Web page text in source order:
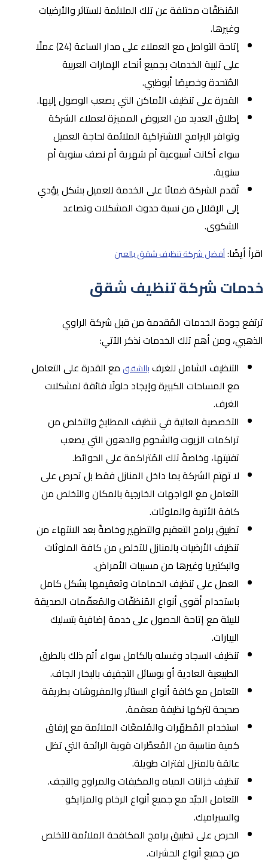
المُنظفّات مختلفة عن تلك الملائمة للستائر والأرضيات
وغيرها.
إتاحة التواصل مع العملاء على مدار الساعة (24) عملًا
على تلبية الخدمات بجميع أنحاء الإمارات العربية
المُتحدة وخصيصًا أبوظبي.
القدرة على تنظيف الأماكن التي يصعب الوصول إليها.
إطلاق العديد من العروض المميزة لعملاء الشركة
وتوافر البرامج الاشتراكية الملائمة لحاجة العميل
سواء أكانت أسبوعية أم شهرية أم نصف سنوية أم
سنوية.
تُقدم الشركة ضمانًا على الخدمة للعميل بشكل يؤدي
إلى الإقلال من نسبة حدوث المشكلات وتصاعد
الشكوى.
اقرأ أيضًا:أفضل شركة تنظيف شقق بالعين
خدمات شركة تنظيف شقق
ترتفع جودة الخدمات المُقدمة من قبل شركة الراوي
الذهبي، ومن أهم تلك الخدمات نذكر الآتي:
التنظيف الشامل للغرفبالشقق مع القدرة على التعامل
مع المساحات الكبيرة وإيجاد حلولًا فائقة لمشكلات
الغرف.
التخصصية العالية في تنظيف المطابخ والتخلص من
تراكمات الزيوت والشحوم والدهون التي يصعب
تفتيتها، وخاصةً تلك المُتراكمة على الحوائط.
لا تهتم الشركة بما داخل المنازل فقط بل تحرص على
التعامل مع الواجهات الخارجية بالمكان والتخلص من
كافة الأتربة والملوثات.
تطبيق برامج التعقيم والتطهير وخاصةً بعد الانتهاء من
تنظيف الأرضيات بالمنازل للتخلص من كافة الملوثات
والبكتيريا وغيرها من مسببات الأمراض.
العمل على تنظيف الحمامات وتعقيمها بشكل كامل
باستخدام أقوى أنواع المُنظفّات والمُعقّمات الصديقة
للبيئة مع إتاحة الحصول على خدمة إضافية بتسليك
البيارات.
تنظيف السجاد وغسله بالكامل سواء أتم ذلك بالطرق
الطبيعية العادية أو بوسائل التجفيف بالبخار الجاف.
التعامل مع كافة أنواع الستائر والمفروشات بطريقة
صحيحة لتركها نظيفة معقمة.
استخدام المُطهّرات والمُلمعّات الملائمة مع إرفاق
كمية مناسبة من المُعطّرات قوية الرائحة التي تظل
عالقة بالمنزل لفترات طويلة.
تنظيف خزانات المياه والمكيفات والمراوح والنجف.
التعامل الجيّد مع جميع أنواع الرخام والمزايكو
والسيراميك.
الحرص على تطبيق برامج المكافحة الملائمة للتخلص
من جميع أنواع الحشرات.